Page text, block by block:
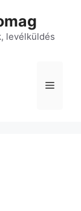
levélküldés
Menü